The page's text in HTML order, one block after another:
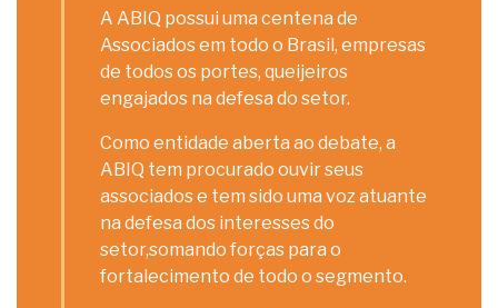
A ABIQ possui uma centena de
Associados em todo o Brasil, empresas
de todos os portes, queijeiros
engajados na defesa do setor.
Como entidade aberta ao debate, a
ABIQ tem procurado ouvir seus
associados e tem sido uma voz atuante
na defesa dos interesses do
setor,somando forças para o
fortalecimento de todo o segmento.